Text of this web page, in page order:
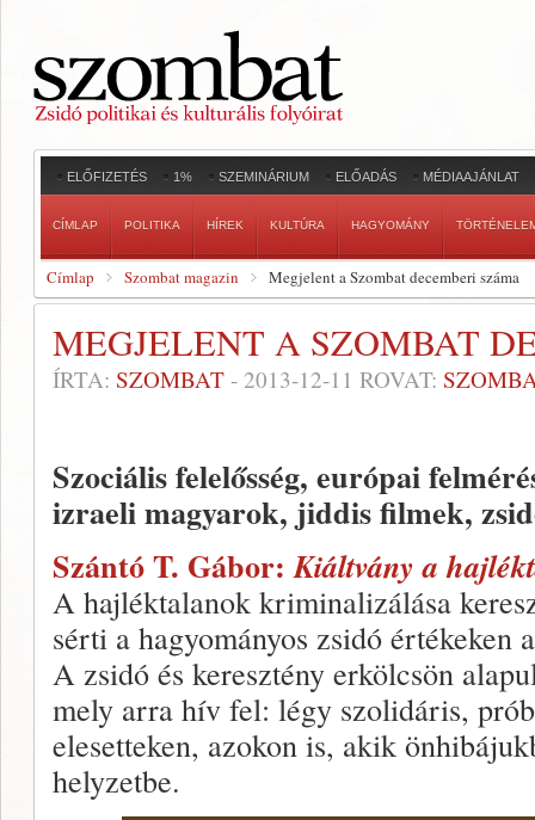
ELŐFIZETÉS 1% SZEMINÁRIUM ELŐADÁS MÉDIAAJÁNLAT
CÍMLAP POLITIKA HÍREK KULTÚRA HAGYOMÁNY
Címlap Szombat magazin Megjelent a Szombat decemberi száma
MEGJELENT A SZOMBAT
ÍRTA: SZOMBAT - 2013-12-11 ROVAT:
Szociális felelősség, európai
izraeli magyarok, jiddis filmek,
Szántó T. Gábor:Kiáltvány a
A hajléktalanok kriminalizálása
sérti a hagyományos zsidó
A zsidó és keresztény erkölcsön
mely arra hív fel: légy szolidáris,
elesetteken, azokon is, akik
helyzetbe.